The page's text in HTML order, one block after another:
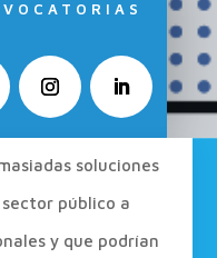
soluciones
público a
y que podrían